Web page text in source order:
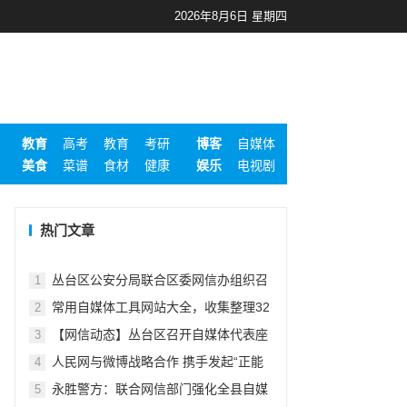
2026年8月6日 星期四
教育 高考 教育
考研
美食
菜谱 食材 健康
博客
自媒体
娱乐
电视剧
热门文章
1
丛台区公安分局联合区委网信办组织召
2
常用自媒体工具网站大全，收集整理32
3
【网信动态】丛台区召开自媒体代表座
4
人民网与微博战略合作 携手发起“正能
5
永胜警方：联合网信部门强化全县自媒